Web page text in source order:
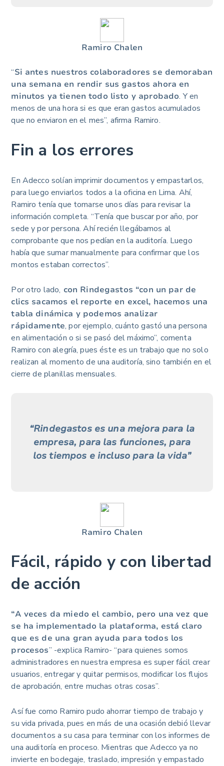
Ramiro Chalen
“Si antes nuestros colaboradores se demoraban
una semana en rendir sus gastos ahora en
minutos ya tienen todo listo y aprobado. Y en
menos de una hora si es que eran gastos acumulados
que no enviaron en el mes”, afirma Ramiro.
Fin a los errores
En Adecco solían imprimir documentos y empastarlos,
para luego enviarlos todos a la oficina en Lima. Ahí,
Ramiro tenía que tomarse unos días para revisar la
información completa. “Tenía que buscar por año, por
sede y por persona. Ahí recién llegábamos al
comprobante que nos pedían en la auditoría. Luego
había que sumar manualmente para confirmar que los
montos estaban correctos”.
Por otro lado, con Rindegastos “con un par de
clics sacamos el reporte en excel, hacemos una
tabla dinámica y podemos analizar
rápidamente, por ejemplo, cuánto gastó una persona
en alimentación o si se pasó del máximo”, comenta
Ramiro con alegría, pues éste es un trabajo que no solo
realizan al momento de una auditoría, sino también en el
cierre de planillas mensuales.
“Rindegastos es una mejora para la
empresa, para las funciones, para
los tiempos e incluso para la vida”
Ramiro Chalen
Fácil, rápido y con libertad
de acción
“A veces da miedo el cambio, pero una vez que
se ha implementado la plataforma, está claro
que es de una gran ayuda para todos los
procesos” -explica Ramiro- “para quienes somos
administradores en nuestra empresa es super fácil crear
usuarios, entregar y quitar permisos, modificar los flujos
de aprobación, entre muchas otras cosas”.
Así fue como Ramiro pudo ahorrar tiempo de trabajo y
su vida privada, pues en más de una ocasión debió llevar
documentos a su casa para terminar con los informes de
una auditoría en proceso. Mientras que Adecco ya no
invierte en bodegaje, traslado, impresión y empastado